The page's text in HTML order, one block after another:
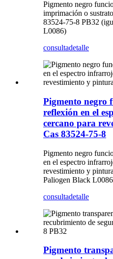
Pigmento negro
imprimación o
83524-75-8 PB32
L0086)
consultadetalle
Pigmento negro
reflexión en el
cercano para
Cas 83524-75-8
Pigmento negro
en el espectro
revestimiento y
Paliogen Black
consultadetalle
Pigmento